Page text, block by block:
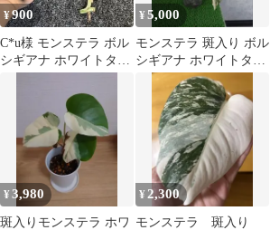
¥900
C*u様 モンステラ ボル
シギアナ ホワイトタイ
¥5,000
モンステラ 斑入り ボル
シギアナ ホワイトタイ
ガー 3号鉢 ねこチッ
¥3,980
斑入りモンステラ ホワ
¥ 2,300
モンステラ 斑入り